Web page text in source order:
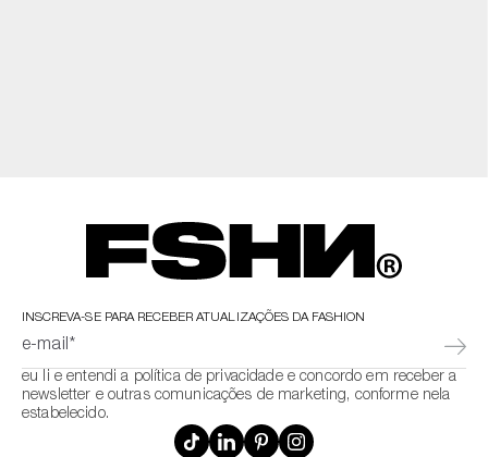
INSCREVA-SE PARA RECEBER ATUALIZAÇÕES DA FASHION
e-mail*
eu li e entendi a política de privacidade e concordo em receber a
newsletter e outras comunicações de marketing, conforme nela
estabelecido.